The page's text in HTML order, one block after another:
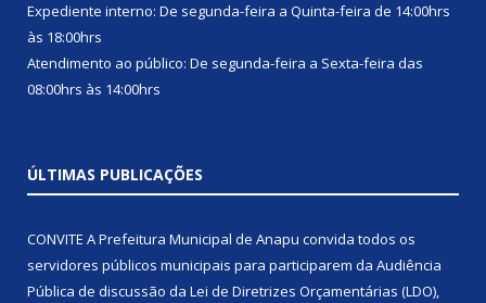
Expediente interno: De segunda-feira a Quinta-feira de 14:00hrs
às 18:00hrs
Atendimento ao público: De segunda-feira a Sexta-feira das
08:00hrs às 14:00hrs
ÚLTIMAS PUBLICAÇÕES
CONVITE A Prefeitura Municipal de Anapu convida todos os
servidores públicos municipais para participarem da Audiência
Pública de discussão da Lei de Diretrizes Orçamentárias (LDO),